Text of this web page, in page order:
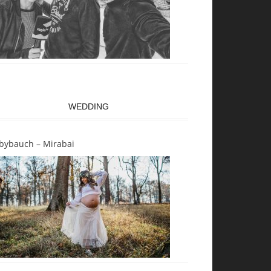
WEDDING
– Mirabai